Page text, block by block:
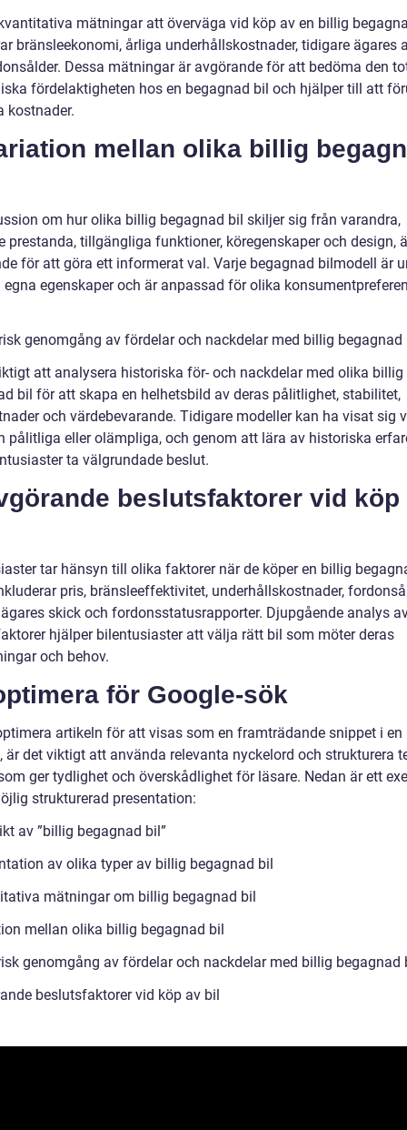
mätningar att överväga vid köp av en billig
bränsleekonomi, årliga underhållskostnader, tidigare ägares
Dessa mätningar är avgörande för att bedöma den
fördelaktigheten hos en begagnad bil och hjälper till att
kostnader.
mellan olika billig
om hur olika billig begagnad bil skiljer sig från varandra,
prestanda, tillgängliga funktioner, köregenskaper och design,
för att göra ett informerat val. Varje begagnad bilmodell är
egna egenskaper och är anpassad för olika
genomgång av fördelar och nackdelar med billig begagnad
att analysera historiska för- och nackdelar med olika billig
bil för att skapa en helhetsbild av deras pålitlighet, stabilitet,
och värdebevarande. Tidigare modeller kan ha visat sig
pålitliga eller olämpliga, och genom att lära av historiska
ta välgrundade beslut.
beslutsfaktorer vid köp
tar hänsyn till olika faktorer när de köper en billig
pris, bränsleeffektivitet, underhållskostnader,
skick och fordonsstatusrapporter. Djupgående analys
hjälper bilentusiaster att välja rätt bil som möter deras
och behov.
för Google-sök
artikeln för att visas som en framträdande snippet i en
är det viktigt att använda relevanta nyckelord och strukturera
ger tydlighet och överskådlighet för läsare. Nedan är ett
strukturerad presentation:
av ”billig begagnad bil”
av olika typer av billig begagnad bil
mätningar om billig begagnad bil
mellan olika billig begagnad bil
genomgång av fördelar och nackdelar med billig begagnad
beslutsfaktorer vid köp av bil